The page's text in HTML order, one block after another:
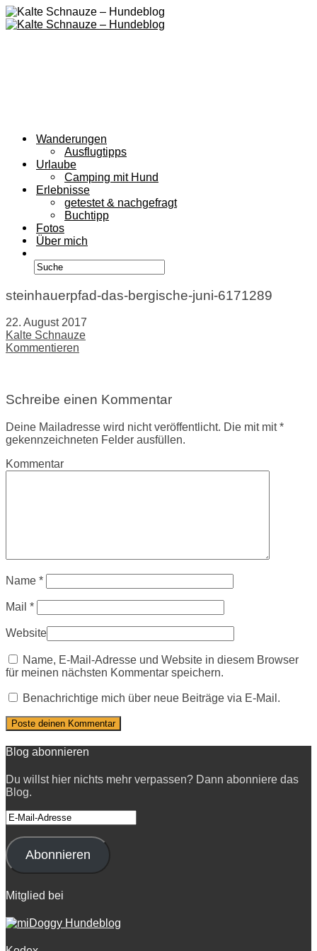
Wanderungen
Ausflugtipps
Urlaube
Camping mit Hund
Erlebnisse
getestet & nachgefragt
Buchtipp
Fotos
Über mich
steinhauerpfad-das-bergische-juni-6171289
22. August 2017
Kalte Schnauze
Kommentieren
Schreibe einen Kommentar
Deine Mailadresse wird nicht veröffentlicht. Die mit mit *
gekennzeichneten Felder ausfüllen.
Kommentar
Name *
Mail *
Website
Name, E-Mail-Adresse und Website in diesem Browser
für meinen nächsten Kommentar speichern.
Benachrichtige mich über neue Beiträge via E-Mail.
Blog abonnieren
Du willst hier nichts mehr verpassen? Dann abonniere das
Blog.
E-
Mail-
Adresse
Abonnieren
Mitglied bei